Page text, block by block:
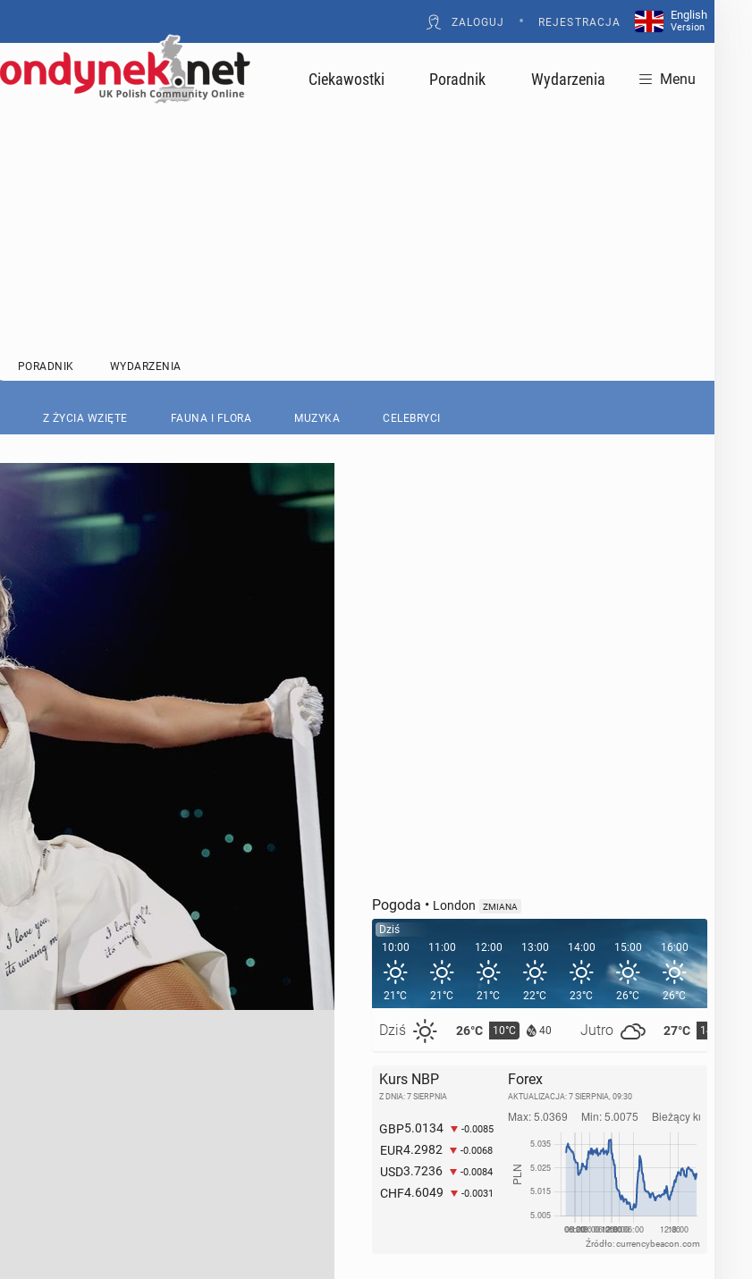
ZALOGUJ • REJESTRACJA
English
Version
Ciekawostki Poradnik Wydarzenia Menu
PORADNIK WYDARZENIA
Z ŻYCIA WZIĘTE FAUNA I FLORA MUZYKA CELEBRYCI
Pogoda • London ZMIANA
Dziś
10:00
21°C
Dziś 26°C 10°C 40 Jutro 27°C 14°C
11:00
21°C
12:00
21°C
13:00
22°C
14:00
23°C
15:00
26°C
16:00
26°C
17:00
Kurs NBP
Z DNIA: 7 SIERPNIA
GBP5.0134 -0.0085
EUR4.2982 -0.0068
USD3.7236 -0.0084
CHF4.6049 -0.0031
Forex
AKTUALIZACJA: 7 SIERPNIA, 09:30
Źródło: currencybeacon.com